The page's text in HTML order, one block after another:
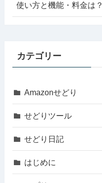
使い方と機能・料金は？
カテゴリー
Amazonせどり
せどりツール
せどり日記
はじめに